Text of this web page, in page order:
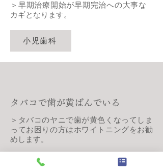
＞早期治療開始が早期完治への大事な
カギとなります。
小児歯科
タバコで歯が黄ばんでいる
＞タバコのヤニで歯が黄色くなってしま
ってお困りの方はホワイトニングをお勧
めします。